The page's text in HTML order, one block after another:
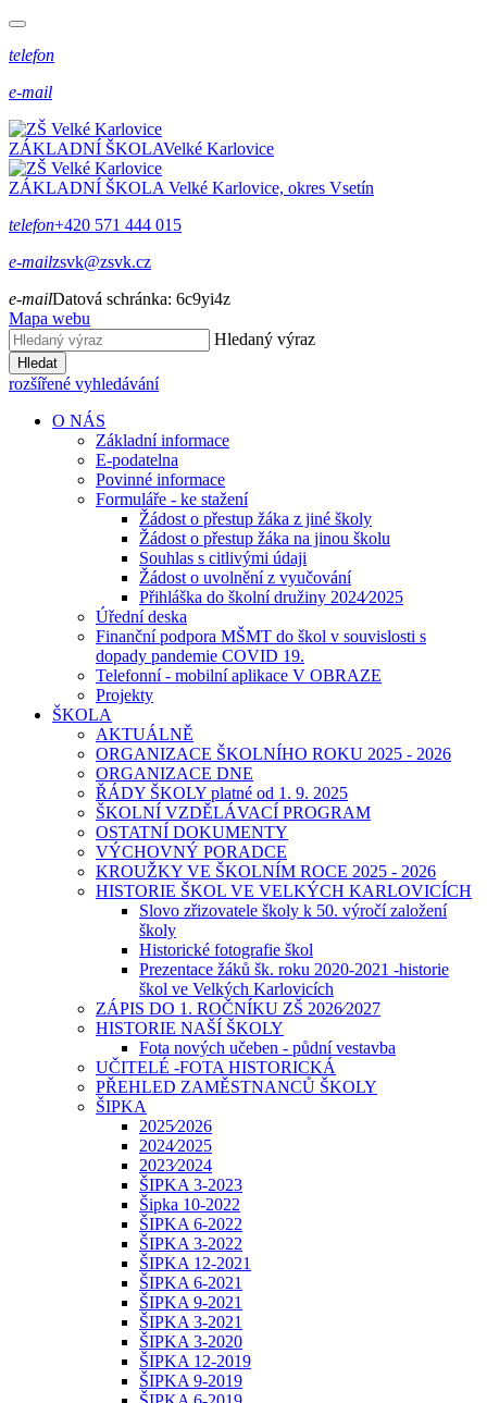
telefon
e-mail
ZÁKLADNÍ ŠKOLAVelké Karlovice
ZÁKLADNÍ ŠKOLA Velké Karlovice, okres Vsetín
telefon+420 571 444 015
e-mailzsvk@zsvk.cz
e-mailDatová schránka: 6c9yi4z
Mapa webu
Hledaný výraz
Hledat
rozšířené vyhledávání
O NÁS
Základní informace
E-podatelna
Povinné informace
Formuláře - ke stažení
Žádost o přestup žáka z jiné školy
Žádost o přestup žáka na jinou školu
Souhlas s citlivými údaji
Žádost o uvolnění z vyučování
Přihláška do školní družiny 2024⁄2025
Úřední deska
Finanční podpora MŠMT do škol v souvislosti s
dopady pandemie COVID 19.
Telefonní - mobilní aplikace V OBRAZE
Projekty
ŠKOLA
AKTUÁLNĚ
ORGANIZACE ŠKOLNÍHO ROKU 2025 - 2026
ORGANIZACE DNE
ŘÁDY ŠKOLY platné od 1. 9. 2025
ŠKOLNÍ VZDĚLÁVACÍ PROGRAM
OSTATNÍ DOKUMENTY
VÝCHOVNÝ PORADCE
KROUŽKY VE ŠKOLNÍM ROCE 2025 - 2026
HISTORIE ŠKOL VE VELKÝCH KARLOVICÍCH
Slovo zřizovatele školy k 50. výročí založení
školy
Historické fotografie škol
Prezentace žáků šk. roku 2020-2021 -historie
škol ve Velkých Karlovicích
ZÁPIS DO 1. ROČNÍKU ZŠ 2026⁄2027
HISTORIE NAŠÍ ŠKOLY
Fota nových učeben - půdní vestavba
UČITELÉ -FOTA HISTORICKÁ
PŘEHLED ZAMĚSTNANCŮ ŠKOLY
ŠIPKA
2025⁄2026
2024⁄2025
2023⁄2024
ŠIPKA 3-2023
Šipka 10-2022
ŠIPKA 6-2022
ŠIPKA 3-2022
ŠIPKA 12-2021
ŠIPKA 6-2021
ŠIPKA 9-2021
ŠIPKA 3-2021
ŠIPKA 3-2020
ŠIPKA 12-2019
ŠIPKA 9-2019